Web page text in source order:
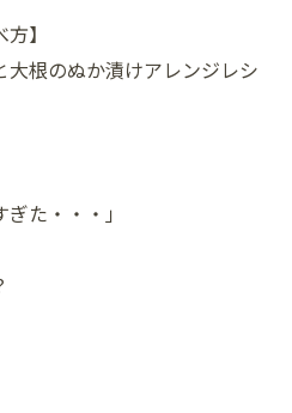
】
根のぬか漬けアレンジレシ
た・・・」